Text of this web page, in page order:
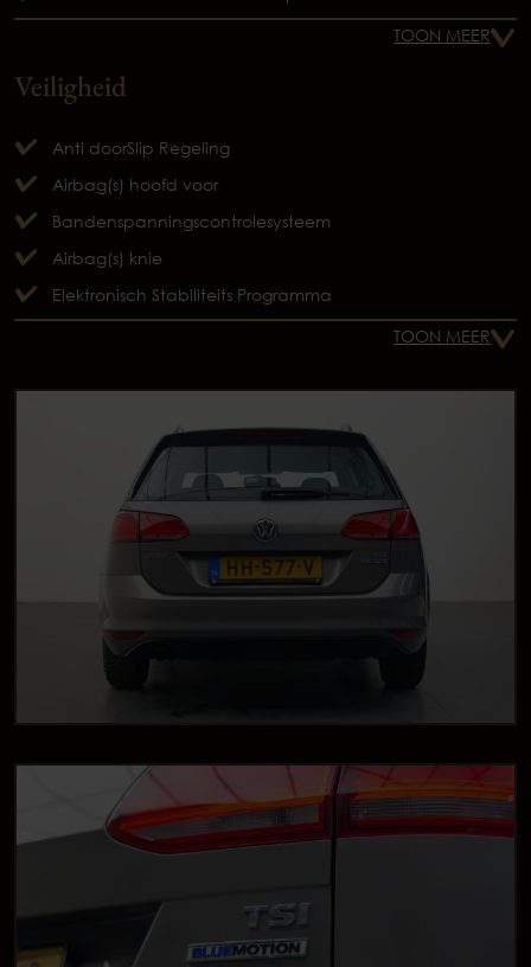
TOON MEER
Veiligheid
Anti doorSlip Regeling
Airbag(s) hoofd voor
Bandenspanningscontrolesysteem
Airbag(s) knie
Elektronisch Stabiliteits Programma
TOON MEER